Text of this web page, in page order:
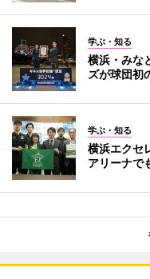
学ぶ・知る
横浜・みな
ズが球団初
学ぶ・知る
横浜エクセ
アリーナで